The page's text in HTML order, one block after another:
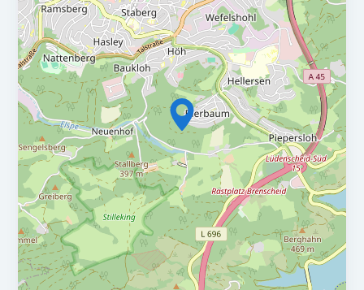
• Strukturierte Einarbeitung
• Urlaubsgeld, Weihnachtsgeld, ergebnisorientiertes
Bonussystem
• Sonderzahlungen z.B. beim Jubiläum
• VL nach 6 Monaten
• Betriebliche Altersvorsorge
• Mineralwasser und frisches Obst
• Firmenevents